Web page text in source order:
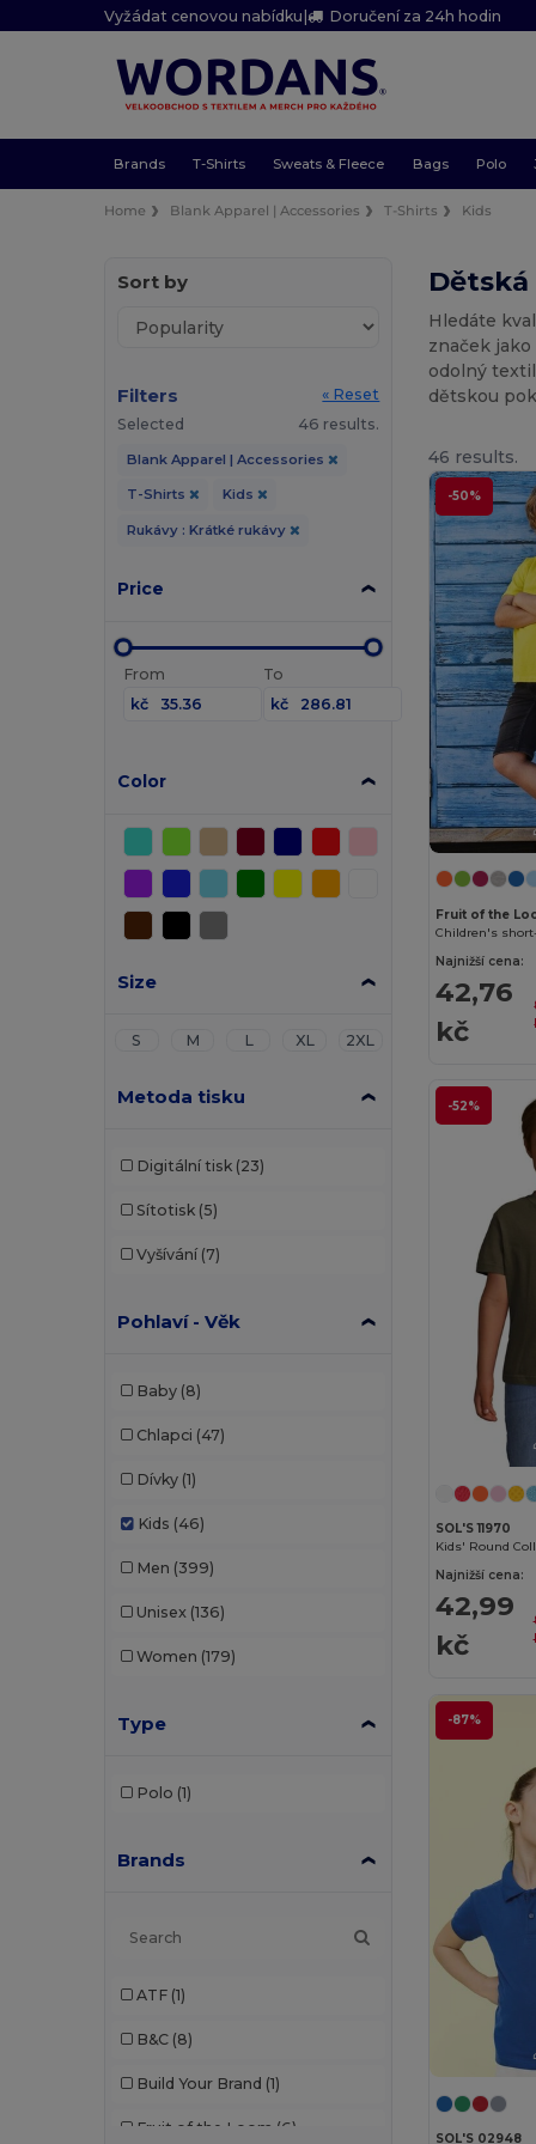
Vyžádat cenovou nabídku| Doručení za 24h hodin
Brands T-Shirts Sweats & Fleece Bags Polo
Home Blank Apparel | Accessories T-Shirts Kids
Sort by
Filters
« Reset
Selected
46 results.
Blank Apparel | Accessories
T-Shirts Kids
Rukávy : Krátké rukávy
Price
From
kč
To
kč
Color
Size
S M L XL 2XL
Metoda tisku
Digitální tisk (23)
Sítotisk (5)
Vyšívání (7)
Pohlaví - Věk
Baby (8)
Chlapci (47)
Dívky (1)
Kids (46)
Men (399)
Unisex (136)
Women (179)
Type
Polo (1)
Brands
ATF (1)
B&C (8)
Build Your Brand (1)
Fruit of the Loom (6)
Hledáte
značek
odolný
dětskou
46 results.
-50%
Fruit of the
Children's
Najnižší cena:
42,76
kč
-52%
SOL'S 11970
Kids' Round
Najnižší cena:
42,99
kč
-87%
SOL'S 02948